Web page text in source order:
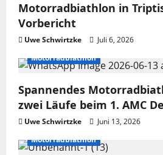
Motorradbiathlon in
Vorbericht
Uwe Schwirtzke
Juli 6, 2026
Motorradbiathlon
Spannendes
zwei Läufe beim 1. AMC
Uwe Schwirtzke
Juni 13, 2026
Motorradbiathlon